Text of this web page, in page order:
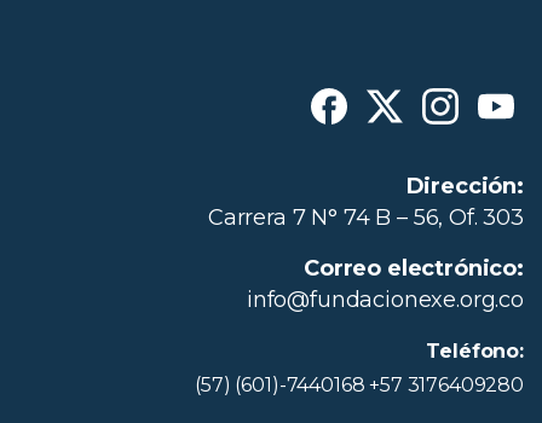
Dirección:
Carrera 7 N° 74 B – 56, Of. 303
Correo electrónico:
info@fundacionexe.org.co
Teléfono:
(57) (601)-7440168 +57 3176409280